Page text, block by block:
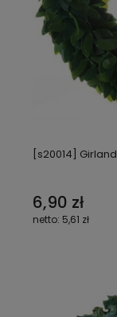
[s20014]
6,90 zł
5,61 zł